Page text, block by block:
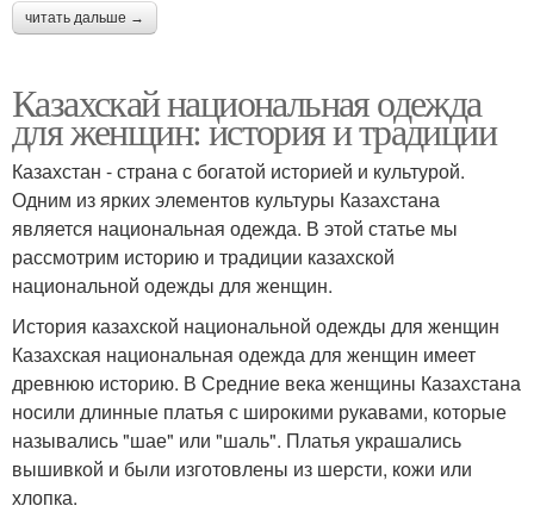
читать дальше →
Казахскай национальная одежда
для женщин: история и традиции
Казахстан - страна с богатой историей и культурой.
Одним из ярких элементов культуры Казахстана
является национальная одежда. В этой статье мы
рассмотрим историю и традиции казахской
национальной одежды для женщин.
История казахской национальной одежды для женщин
Казахская национальная одежда для женщин имеет
древнюю историю. В Средние века женщины Казахстана
носили длинные платья с широкими рукавами, которые
назывались "шае" или "шаль". Платья украшались
вышивкой и были изготовлены из шерсти, кожи или
хлопка.